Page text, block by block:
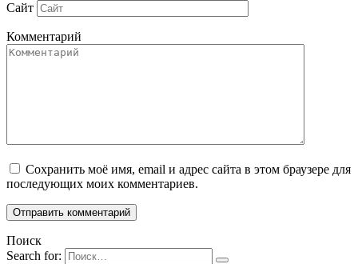
Сайт
Комментарий
Сохранить моё имя, email и адрес сайта в этом браузере для
последующих моих комментариев.
Поиск
Search for: